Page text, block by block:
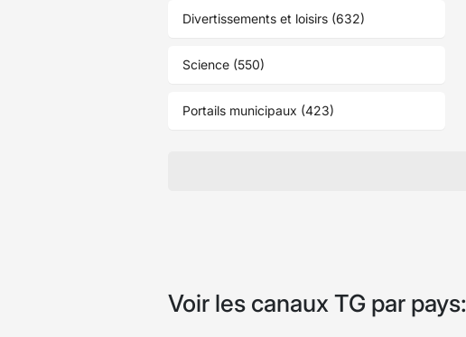
Divertissements et loisirs (632)
Science (550)
Portails municipaux (423)
Voir les canaux TG par pays: